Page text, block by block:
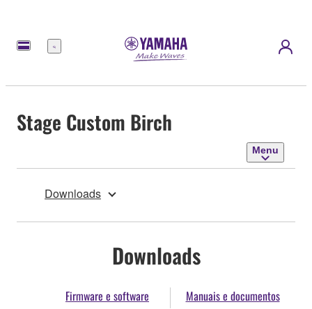
Menu
Stage Custom Birch
Menu
Downloads
Downloads
Firmware e software Manuais e documentos